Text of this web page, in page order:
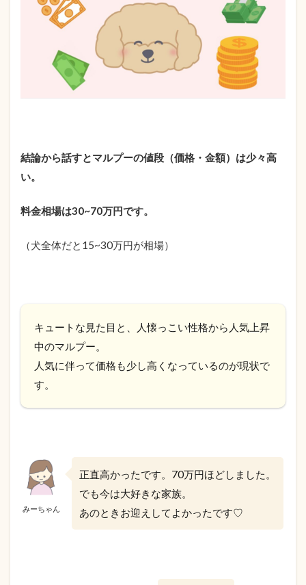
結論から話すとマルプーの値段（価格・金額）は少々高
い。
料金相場は30~70万円です。
（犬全体だと15~30万円が相場）
キュートな見た目と、人懐っこい性格から人気上昇
中のマルプー。
人気に伴って価格も少し高くなっているのが現状で
す。
みーちゃん
正直高かったです。70万円ほどしました。
でも今は大好きな家族。
あのときお迎えしてよかったです♡